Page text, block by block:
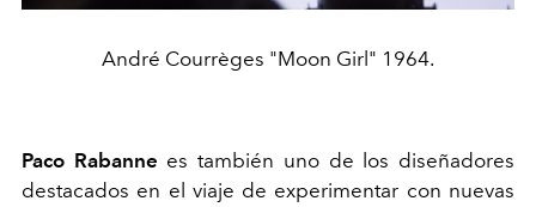
André Courrèges "Moon Girl" 1964.
Paco Rabanne es también uno de los diseñadores
destacados en el viaje de experimentar con nuevas